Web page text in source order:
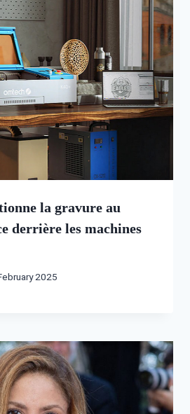
la gravure au
derrière les machines
2025